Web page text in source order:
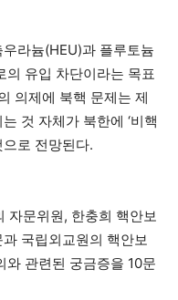
라늄(HEU)과 플루토늄
의 유입 차단이라는 목표
의제에 북핵 문제는 제
것 자체가 북한에 ‘비핵
로 전망된다.
자문위원, 한충희 핵안보
국립외교원의 핵안보
와 관련된 궁금증을 10문